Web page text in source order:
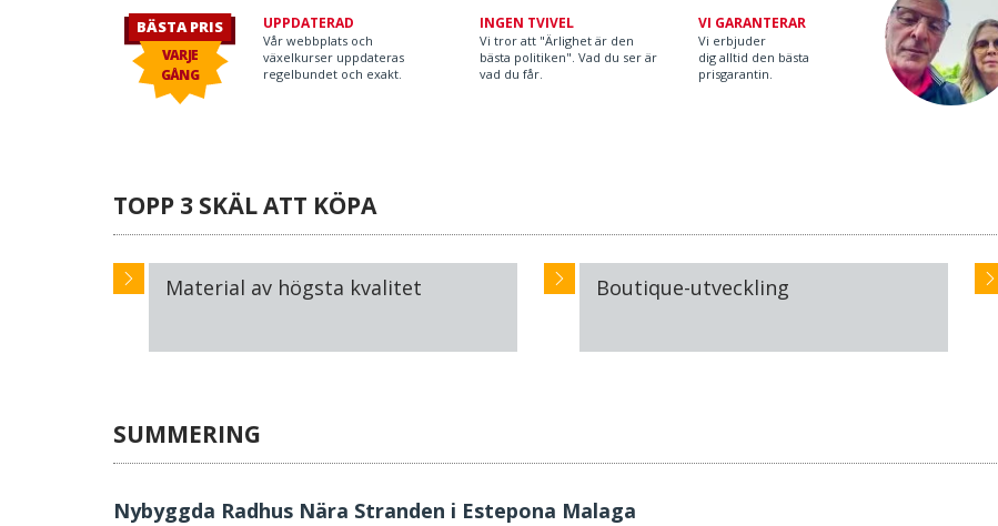
BÄSTA PRIS
VARJE
GÅNG
UPPDATERAD
Vår webbplats och
växelkurser uppdateras
regelbundet och exakt.
INGEN TVIVEL
Vi tror att "Ärlighet är den
bästa politiken". Vad du ser är
vad du får.
VI GARANTERAR
Vi erbjuder
dig alltid den bästa
prisgarantin.
TOPP 3 SKÄL ATT KÖPA
Material av högsta kvalitet Boutique-utveckling
SUMMERING
Nybyggda Radhus Nära Stranden i Estepona Malaga